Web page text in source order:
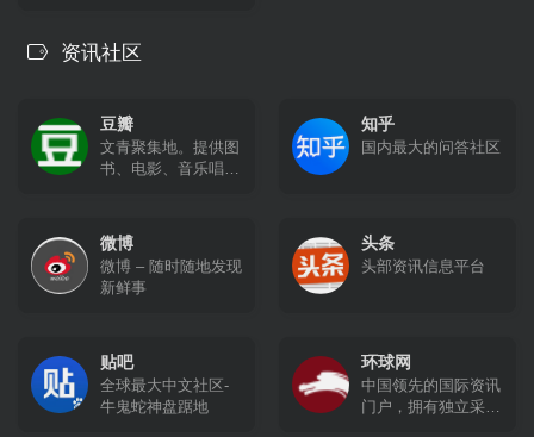
合你的音乐。
资讯社区
豆瓣
文青聚集地。提供图
书、电影、音乐唱片
的文化生活。
知乎
国内最大的问答社区
微博
微博 – 随时随地发现
新鲜事
头条
头部资讯信息平台
贴吧
全球最大中文社区-
牛鬼蛇神盘踞地
环球网
中国领先的国际资讯
门户，拥有独立采编